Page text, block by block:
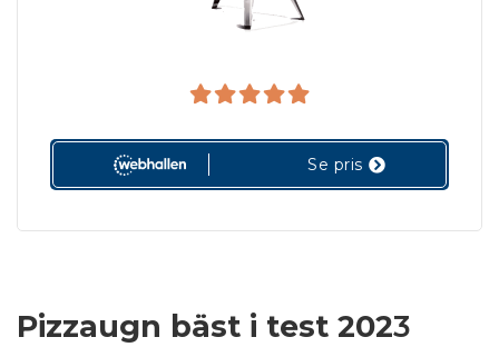
Se pris
Pizzaugn bäst i test 2023